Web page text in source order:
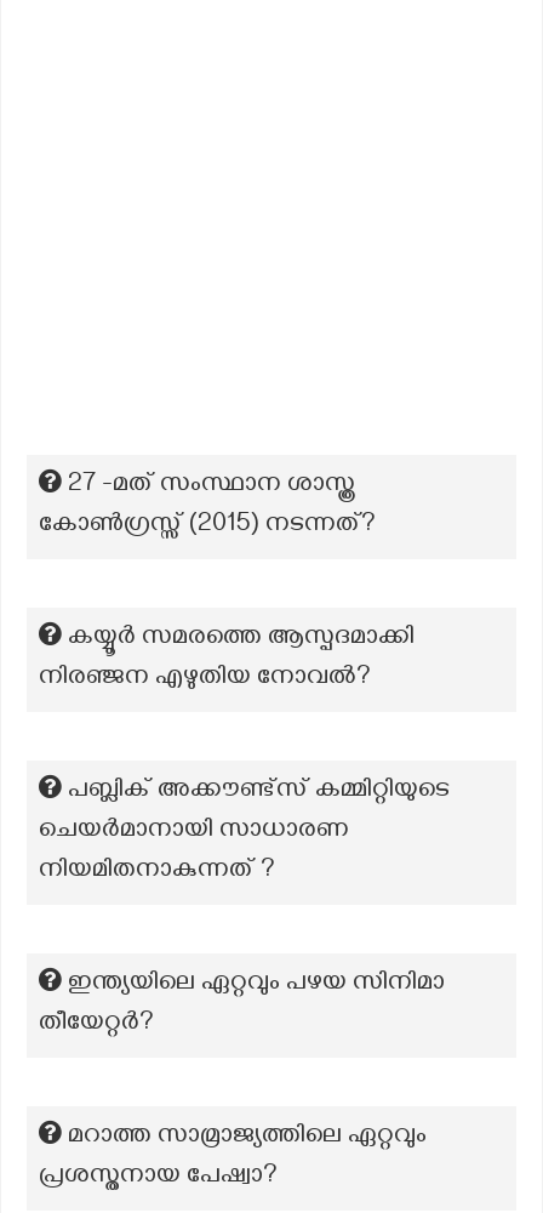
27 -മത് സംസ്ഥാന ശാസ്ത്ര
കോൺഗ്രസ്സ് (2015) നടന്നത്?
കയ്യൂർ സമരത്തെ ആസ്പദമാക്കി
നിരഞ്ജന എഴുതിയ നോവൽ?
പബ്ലിക് അക്കൗണ്ട്സ് കമ്മിറ്റിയുടെ
ചെയർമാനായി സാധാരണ
നിയമിതനാകുന്നത് ?
ഇന്ത്യയിലെ ഏറ്റവും പഴയ സിനിമാ
തീയേറ്റർ?
മറാത്ത സാമ്രാജ്യത്തിലെ ഏറ്റവും
പ്രശസ്തനായ പേഷ്വാ?